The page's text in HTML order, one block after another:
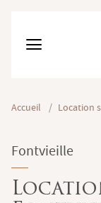
Accueil / Location
Fontvieille